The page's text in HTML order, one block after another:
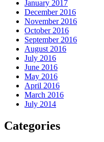
January 2017
December 2016
November 2016
October 2016
September 2016
August 2016
July 2016
June 2016
May 2016
April 2016
March 2016
July 2014
Categories